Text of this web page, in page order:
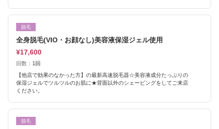
脱毛
全身脱毛(VIO・お顔なし)美容液保湿ジェル使用
¥17,600
回数： 1回
【他店で効果のなかった方】の最新高速脱毛器☆美容液成分たっぷりの
保湿ジェルでツルツルのお肌に★背面以外のシェービングをしてご来店
ください。
脱毛